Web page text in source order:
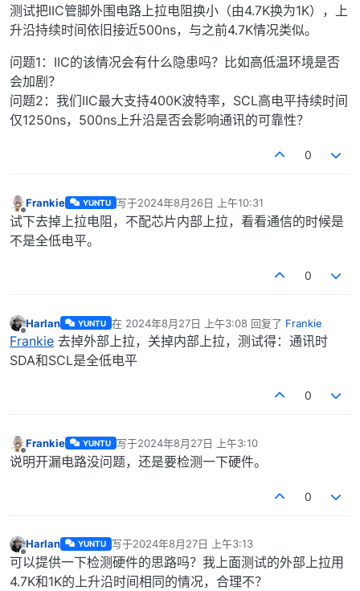
测试把IIC管脚外围电路上拉电阻换小（由4.7K换为1K），上
升沿持续时间依旧接近500ns，与之前4.7K情况类似。
问题1：IIC的该情况会有什么隐患吗？比如高低温环境是否
会加剧？
问题2：我们IIC最大支持400K波特率，SCL高电平持续时间
仅1250ns，500ns上升沿是否会影响通讯的可靠性？
0
离线
Frankie YUNTU 写于2024年8月26日 上午10:31
最后由 编辑
试下去掉上拉电阻，不配芯片内部上拉，看看通信的时候是
不是全低电平。
0
离线
Harlan YUNTU 在 2024年8月27日 上午3:08回复了 Frankie
最后由 编辑
Frankie 去掉外部上拉，关掉内部上拉，测试得：通讯时
SDA和SCL是全低电平
0
离线
Frankie YUNTU 写于2024年8月27日 上午3:10
最后由 编辑
说明开漏电路没问题，还是要检测一下硬件。
0
离线
Harlan YUNTU 写于2024年8月27日 上午3:13
最后由 编辑
可以提供一下检测硬件的思路吗？我上面测试的外部上拉用
4.7K和1K的上升沿时间相同的情况，合理不？